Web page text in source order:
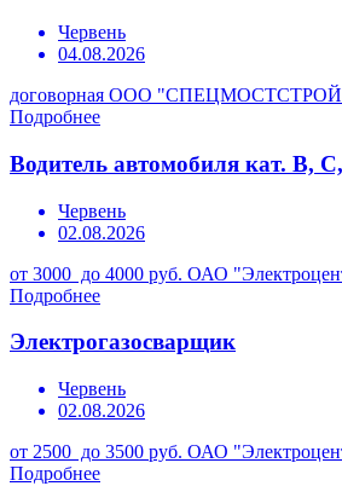
Червень
04.08.2026
договорная ООО
Подробнее
Водитель автомобиля кат. В,
Червень
02.08.2026
от 3000 до 4000 руб. ОАО
Подробнее
Электрогазосварщик
Червень
02.08.2026
от 2500 до 3500 руб. ОАО
Подробнее